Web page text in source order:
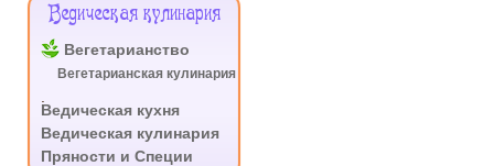
Ведическая кулинария
Вегетарианство
Вегетарианская кулинария
Ведическая кухня
Ведическая кулинария
Пряности и Специи